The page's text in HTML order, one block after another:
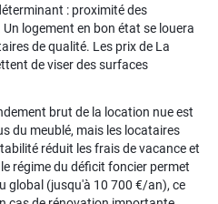
: proximité des
logement en bon état se louera
de qualité. Les prix de La
de viser des surfaces
brut de la location nue est
du meublé, mais les locataires
réduit les frais de vacance et
régime du déficit foncier permet
global (jusqu'à 10 700 €/an), ce